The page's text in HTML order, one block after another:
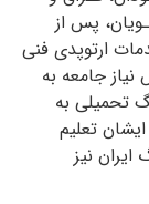
پس از
ارتوپدی فنی
جامعه به
تحمیلی به
‏تعلیم
نیز